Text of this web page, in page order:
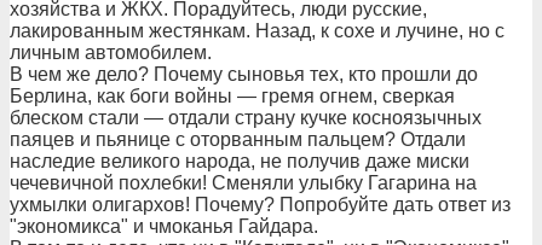
хозяйства и ЖКХ. Порадуйтесь, люди русские,
лакированным жестянкам. Назад, к сохе и лучине, но с
личным автомобилем.
В чем же дело? Почему сыновья тех, кто прошли до
Берлина, как боги войны — гремя огнем, сверкая
блеском стали — отдали страну кучке косноязычных
паяцев и пьянице с оторванным пальцем? Отдали
наследие великого народа, не получив даже миски
чечевичной похлебки! Сменяли улыбку Гагарина на
ухмылки олигархов! Почему? Попробуйте дать ответ из
"экономикса" и чмоканья Гайдара.